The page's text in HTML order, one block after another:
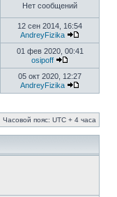
Нет сообщений
12 сен 2014, 16:54
AndreyFizika
01 фев 2020, 00:41
osipoff
05 окт 2020, 12:27
AndreyFizika
Часовой пояс: UTC + 4 часа